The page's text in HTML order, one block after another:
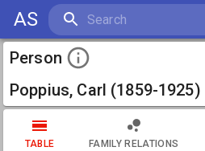
AS
Person
Poppius, Carl (1859-1925)
TABLE FAMILY RELATIONS